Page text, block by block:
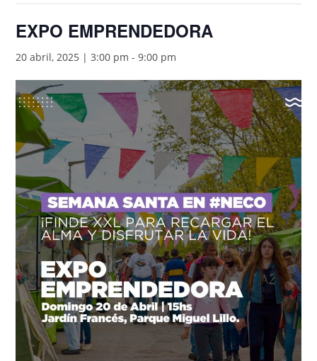
EXPO EMPRENDEDORA
20 abril, 2025 | 3:00 pm -9:00 pm